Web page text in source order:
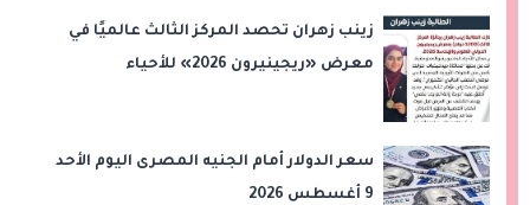
زينب زهران تحصد المركز الثالث عالميًا في
معرض «ريجينيرون 2026» للأحياء
سعر الدولار أمام الجنيه المصرى اليوم الأحد
9 أغسطس 2026